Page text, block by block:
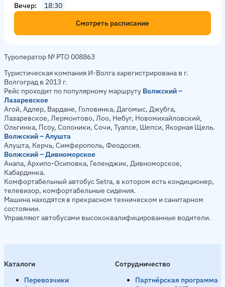
Вечер
18:30
Смотреть расписание
Туроператор № РТО 008863
Туристическая компания И-Волга зарегистрирована в г.
Волгоград в 2013 г.
Рейс проходит по популярному маршруту Волжский –
Лазаревское
Агой, Адлер, Вардане, Головинка, Дагомыс, Джубга,
Лазаревское, Лермонтово, Лоо, Небуг, Новомихайловский,
Ольгинка, Псоу, Солоники, Сочи, Туапсе, Шепси, Якорная Щель.
Волжский – Алушта
Алушта, Керчь, Симферополь, Феодосия.
Волжский – Дивноморское
Анапа, Архипо-Осиповка, Геленджик, Дивноморское,
Кабардинка.
Комфортабельный автобус Setra, в котором есть кондиционер,
телевизор, комфортабельные сидения.
Машина находятся в прекрасном техническом и санитарном
состоянии.
Управляют автобусами высококвалифицированные водители.
Каталоги
Перевозчики
Сотрудничество
Партнёрская программа